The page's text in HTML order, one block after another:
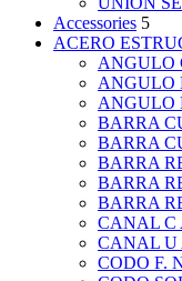
Accessories 5
ACERO
ANGULO
ANGULO
ANGULO
BARRA
BARRA
BARRA
BARRA
BARRA
CANAL C
CANAL U
CODO F.